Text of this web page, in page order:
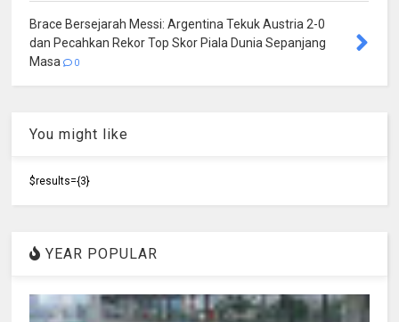
Brace Bersejarah Messi: Argentina Tekuk Austria 2-0
dan Pecahkan Rekor Top Skor Piala Dunia Sepanjang
Masa
0
You might like
$results={3}
YEAR POPULAR